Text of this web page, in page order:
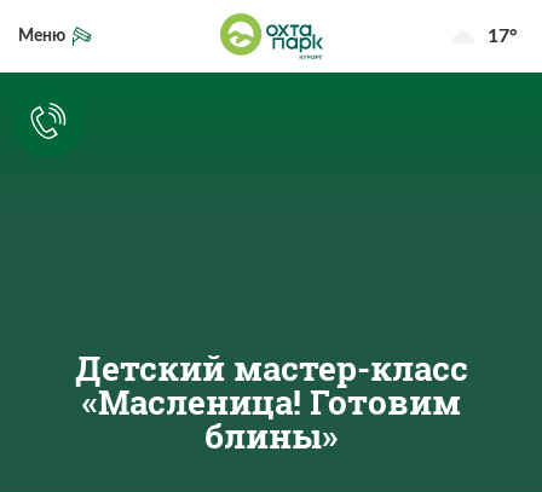
17°
Меню
Детский мастер-класс
«Масленица! Готовим
блины»